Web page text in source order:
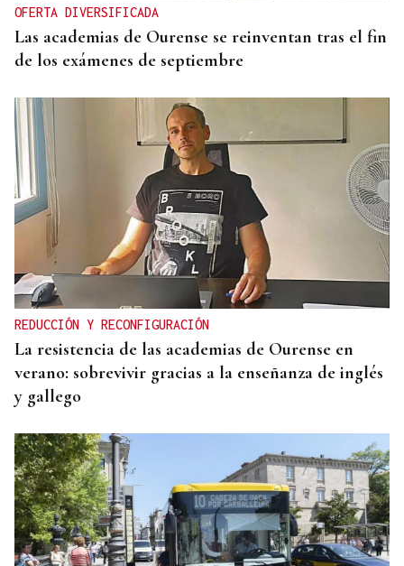
OFERTA DIVERSIFICADA
Las academias de Ourense se reinventan tras el fin
de los exámenes de septiembre
REDUCCIÓN Y RECONFIGURACIÓN
La resistencia de las academias de Ourense en
verano: sobrevivir gracias a la enseñanza de inglés
y gallego